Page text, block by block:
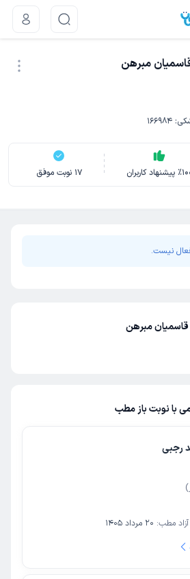
مبرهن
:
166984
٪ پیشنهاد کاربران 17 نوبت موفق
نیست.
مبرهن
با نوبت باز مطب
رجبی
مطب: 20 مرداد 1405